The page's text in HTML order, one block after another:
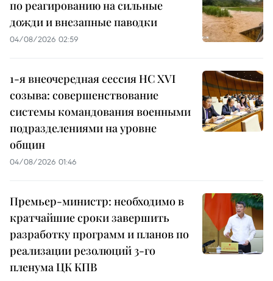
по реагированию на сильные
дожди и внезапные паводки
04/08/2026 02:59
1-я внеочередная сессия НС XVI
созыва: совершенствование
системы командования военными
подразделениями на уровне
общин
04/08/2026 01:46
Премьер-министр: необходимо в
кратчайшие сроки завершить
разработку программ и планов по
реализации резолюций 3-го
пленума ЦК КПВ